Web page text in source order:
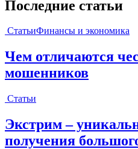
Последние статьи
СтатьиФинансы и экономика
Чем отличаются
мошенников
Статьи
Экстрим –
получения